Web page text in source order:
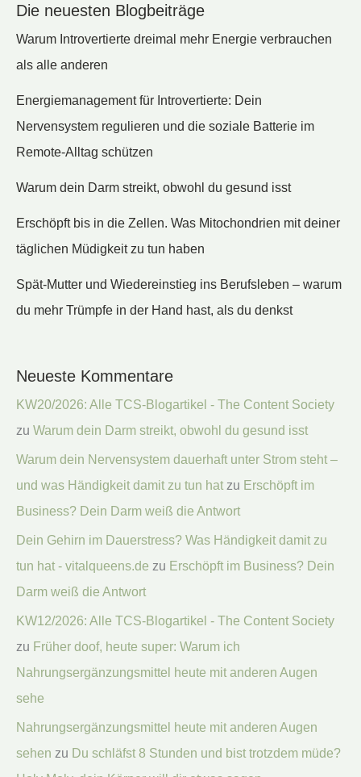
Die neuesten Blogbeiträge
Warum Introvertierte dreimal mehr Energie verbrauchen
als alle anderen
Energiemanagement für Introvertierte: Dein
Nervensystem regulieren und die soziale Batterie im
Remote-Alltag schützen
Warum dein Darm streikt, obwohl du gesund isst
Erschöpft bis in die Zellen. Was Mitochondrien mit deiner
täglichen Müdigkeit zu tun haben
Spät-Mutter und Wiedereinstieg ins Berufsleben – warum
du mehr Trümpfe in der Hand hast, als du denkst
Neueste Kommentare
KW20/2026: Alle TCS-Blogartikel - The Content Society
zu Warum dein Darm streikt, obwohl du gesund isst
Warum dein Nervensystem dauerhaft unter Strom steht –
und was Händigkeit damit zu tun hat zu Erschöpft im
Business? Dein Darm weiß die Antwort
Dein Gehirn im Dauerstress? Was Händigkeit damit zu
tun hat - vitalqueens.de zu Erschöpft im Business? Dein
Darm weiß die Antwort
KW12/2026: Alle TCS-Blogartikel - The Content Society
zu Früher doof, heute super: Warum ich
Nahrungsergänzungsmittel heute mit anderen Augen
sehe
Nahrungsergänzungsmittel heute mit anderen Augen
sehen zu Du schläfst 8 Stunden und bist trotzdem müde?